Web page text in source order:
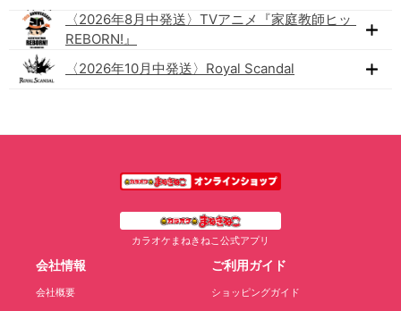
〈2026年8月中発送〉TVアニメ『家庭教師ヒットマン
REBORN!』
〈2026年10月中発送〉Royal Scandal
カラオケまねきねこ公式アプリ
会社情報
会社概要
ご利用ガイド
ショッピングガイド